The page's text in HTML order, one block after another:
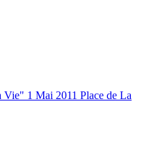
1 Mai 2011 Place de La